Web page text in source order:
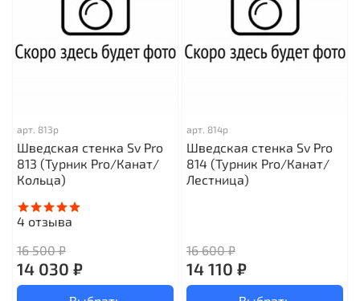
арт. 813р
Шведская стенка Sv Pro
813 (Турник Pro/Канат/
Кольца)
4 отзыва
16 500 ₽
14 030 ₽
арт. 814р
Шведская стенка Sv Pro
814 (Турник Pro/Канат/
Лестница)
16 600 ₽
14 110 ₽